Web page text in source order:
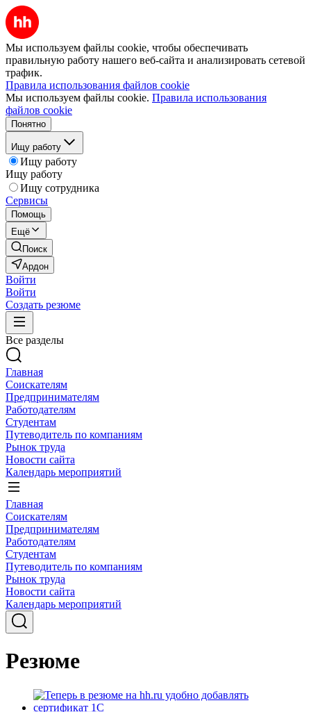
Мы используем файлы cookie, чтобы обеспечивать
правильную работу нашего веб-сайта и анализировать сетевой
трафик.
Правила использования файлов cookie
Мы используем файлы cookie. Правила использования
файлов cookie
Понятно
Ищу работу
Ищу работу
Ищу работу
Ищу сотрудника
Сервисы
Помощь
Ещё
Поиск
Ардон
Войти
Войти
Создать резюме
Все разделы
Главная
Соискателям
Предпринимателям
Работодателям
Студентам
Путеводитель по компаниям
Рынок труда
Новости сайта
Календарь мероприятий
Главная
Соискателям
Предпринимателям
Работодателям
Студентам
Путеводитель по компаниям
Рынок труда
Новости сайта
Календарь мероприятий
Резюме